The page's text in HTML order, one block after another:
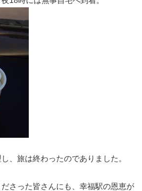
、旅は終わったのでありました。
さった皆さんにも、幸福駅の恩恵が